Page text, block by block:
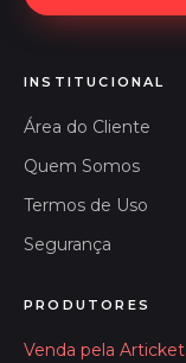
INSTITUCIONAL
Área do Cliente
Quem Somos
Termos de Uso
Segurança
PRODUTORES
Venda pela Articket